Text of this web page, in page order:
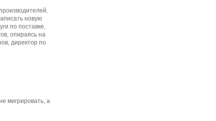
новую
по поставке,
опираясь на
директор по
мигрировать, а